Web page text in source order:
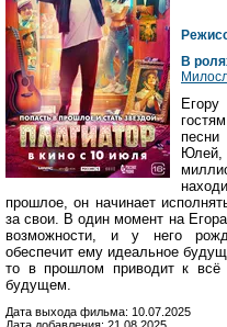
В
прошлое, он начинает
за свои. В один момент на
возможности, и у него
обеспечит ему идеальное
то в прошлом приводит к всё
будущем.
Дата выхода фильма: 10.07.2025